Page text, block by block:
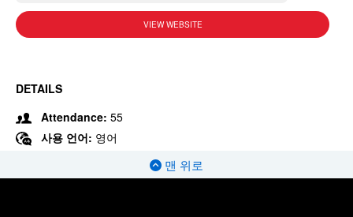
VIEW WEBSITE
DETAILS
Attendance: 55
사용 언어: 영어
맨 위로